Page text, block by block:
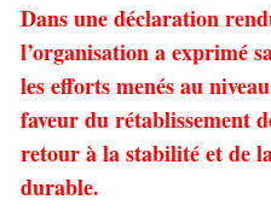
Dans une déclaration
l’organisation a exprimé
les efforts menés au
faveur du rétablissement
retour à la stabilité et de
durable.